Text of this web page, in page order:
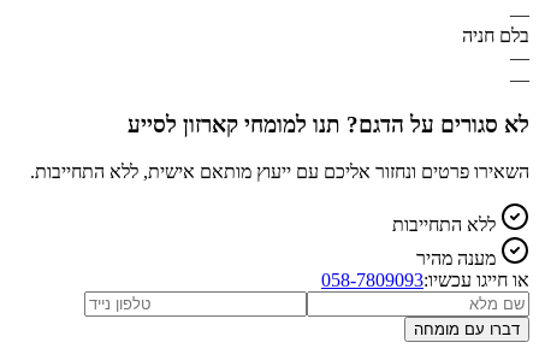
—
בלם חניה
—
—
לא סגורים על הדגם? תנו למומחי קארזון לסייע
השאירו פרטים ונחזור אליכם עם ייעוץ מותאם אישית, ללא התחייבות.
ללא התחייבות
מענה מהיר
או חייגו עכשיו:058-7809093
דברו עם מומחה